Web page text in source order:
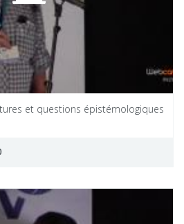
et questions épistémologiques